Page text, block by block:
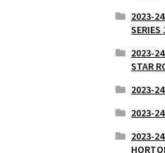
2023-24
SERIES
2023-
STAR
2023-
2023-
2023-